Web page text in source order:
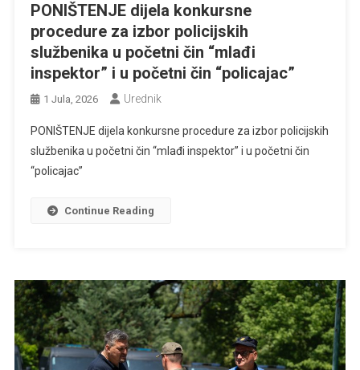
PONIŠTENJE dijela konkursne
procedure za izbor policijskih
službenika u početni čin “mlađi
inspektor” i u početni čin “policajac”
1 Jula, 2026 Urednik
PONIŠTENJE dijela konkursne procedure za izbor policijskih
službenika u početni čin “mlađi inspektor” i u početni čin
“policajac”
Continue Reading